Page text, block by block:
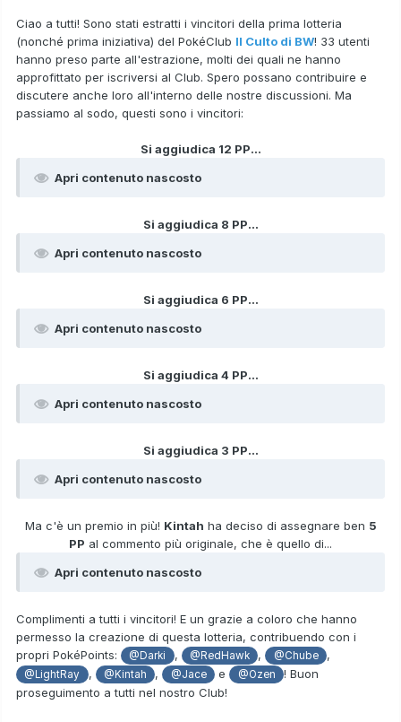
Ciao a tutti! Sono stati estratti i vincitori della prima lotteria
(nonché prima iniziativa) del PokéClub Il Culto di BW! 33 utenti
hanno preso parte all'estrazione, molti dei quali ne hanno
approfittato per iscriversi al Club. Spero possano contribuire e
discutere anche loro all'interno delle nostre discussioni. Ma
passiamo al sodo, questi sono i vincitori:
Si aggiudica 12 PP...
Apri contenuto nascosto
Si aggiudica 8 PP...
Apri contenuto nascosto
Si aggiudica 6 PP...
Apri contenuto nascosto
Si aggiudica 4 PP...
Apri contenuto nascosto
Si aggiudica 3 PP...
Apri contenuto nascosto
Ma c'è un premio in più! Kintah ha deciso di assegnare ben 5
PP al commento più originale, che è quello di...
Apri contenuto nascosto
Complimenti a tutti i vincitori! E un grazie a coloro che hanno
permesso la creazione di questa lotteria, contribuendo con i
propri PokéPoints:
@Darki , @RedHawk , @Chube ,
@LightRay , @Kintah , @Jace e @Ozen
! Buon
proseguimento a tutti nel nostro Club!